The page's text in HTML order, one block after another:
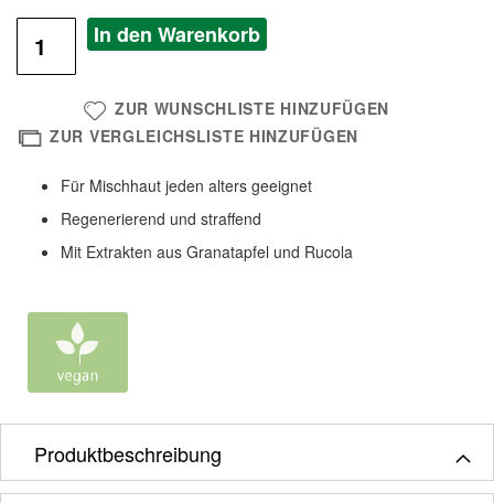
In den Warenkorb
ZUR WUNSCHLISTE HINZUFÜGEN
ZUR VERGLEICHSLISTE HINZUFÜGEN
Für Mischhaut jeden alters geeignet
Regenerierend und straffend
Mit Extrakten aus Granatapfel und Rucola
Produktbeschreibung